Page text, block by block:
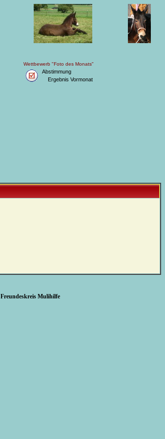
Wettbewerb "Foto des Monats"
Abstimmung
Ergebnis Vormonat
Freundeskreis Mulihilfe